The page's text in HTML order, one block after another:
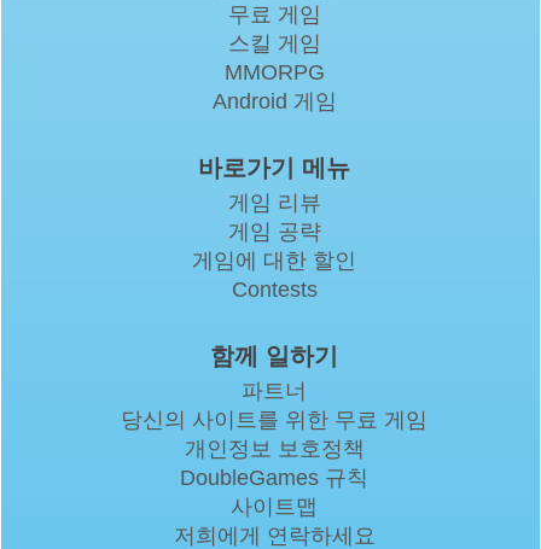
무료 게임
스킬 게임
MMORPG
Android 게임
바로가기 메뉴
게임 리뷰
게임 공략
게임에 대한 할인
Contests
함께 일하기
파트너
당신의 사이트를 위한 무료 게임
개인정보 보호정책
DoubleGames 규칙
사이트맵
저희에게 연락하세요